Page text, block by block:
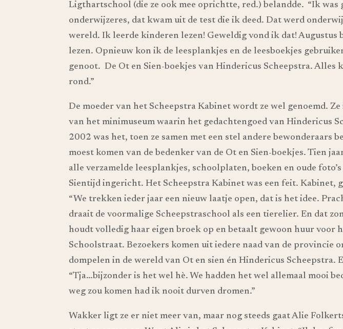
Ligthartschool (die ze ook mee oprichtte, red.) belandde. “Ik
onderwijzeres, dat kwam uit de test die ik deed. Dat werd
wereld. Ik leerde kinderen lezen! Geweldig vond ik dat! Augustus
lezen. Opnieuw kon ik de leesplankjes en de leesboekjes
genoot. De Ot en Sien-boekjes van Hindericus Scheepstra. Alles
rond.”
De moeder van het Scheepstra Kabinet wordt ze wel genoemd.
van het minimuseum waarin het gedachtengoed van Hindericus
2002 was het, toen ze samen met een stel andere bewonderaars
moest komen van de bedenker van de Ot en Sien-boekjes. Tien
alle verzamelde leesplankjes, schoolplaten, boeken en oude
Sientijd ingericht. Het Scheepstra Kabinet was een feit. Kabinet,
“We trekken ieder jaar een nieuw laatje open, dat is het idee.
draait de voormalige Scheepstraschool als een tierelier. En dat
houdt volledig haar eigen broek op en betaalt gewoon huur voor
Schoolstraat. Bezoekers komen uit iedere naad van de provincie
dompelen in de wereld van Ot en sien én Hindericus Scheepstra.
“Tja…bijzonder is het wel hè. We hadden het wel allemaal mooi
weg zou komen had ik nooit durven dromen.”
Wakker ligt ze er niet meer van, maar nog steeds gaat Alie